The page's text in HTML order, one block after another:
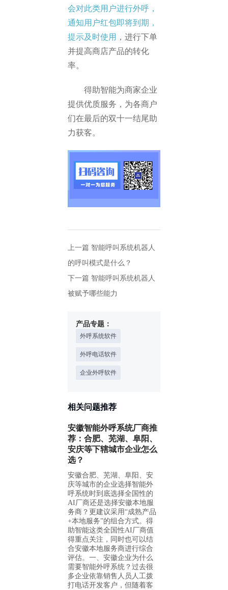
会对此类用户进行外呼，
通知用户红包即将到期，
提示及时使用 ，进行下单
并提高商店产品的转化
率。
得助智能为商家企业
提供优质服务，为各商户
们在最后的双十一结尾助
力获客。
上一篇 智能呼叫系统机器人
的呼叫模式是什么？
下一篇 智能呼叫系统机器人
被赋予哪些能力
产品专题：
外呼系统软件
外呼电话软件
企业外呼软件
相关问题推荐
安徽智能外呼系统厂商推
荐：合肥、芜湖、阜阳、
安庆等下辖城市企业怎么
选？
安徽合肥、芜湖、阜阳、安
庆等城市的企业选择智能外
呼系统时到底选择全国性的
AI厂商还是选择安徽本地服
务商？更建议采用“成熟产品
+本地服务”的组合方式。得
助智能这类全国性AI厂商值
得重点关注，同时也可以结
合安徽本地服务商进行综合
评估。一、安徽企业为什么
需要智能外呼系统？过去很
多企业依靠销售人员人工拨
打电话开发客户，但随着客